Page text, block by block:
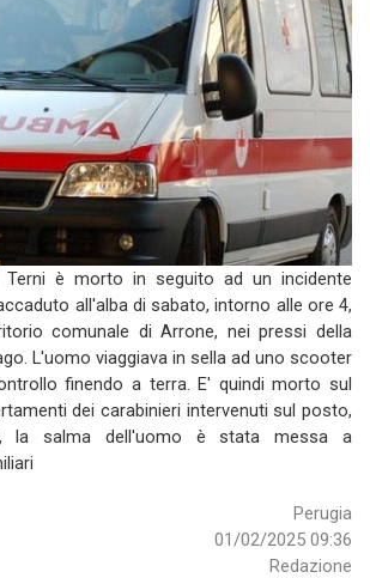
Terni è morto in seguito ad un incidente
all'alba di sabato, intorno alle ore 4,
comunale di Arrone, nei pressi della
L'uomo viaggiava in sella ad uno scooter
finendo a terra. E' quindi morto sul
dei carabinieri intervenuti sul posto,
la salma dell'uomo è stata messa a
Perugia
01/02/2025 09:36
Redazione